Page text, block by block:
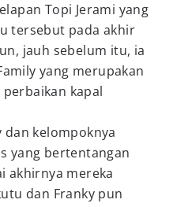
Topi Jerami yang
tersebut pada akhir
jauh sebelum itu, ia
yang merupakan
kapal
dan kelompoknya
yang bertentangan
akhirnya mereka
dan Franky pun